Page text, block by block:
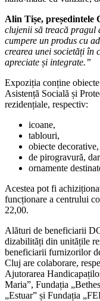
Alin Tișe, președintele
clujenii să treacă pragul
cumpere un produs cu
crearea unei societăți în
apreciate și integrate.”
Expoziția conține
Asistență Socială și
rezidențiale, respectiv:
icoane,
tablouri,
obiecte decorative,
de pirogravură,
ornamente
Acestea pot fi
funcționare a centrului
22,00.
Alături de beneficiarii
dizabilități din unitățile
beneficiarii furnizorilor
Cluj are colaborare,
Ajutorarea
Maria”, Fundația „
„Estuar” și Fundația